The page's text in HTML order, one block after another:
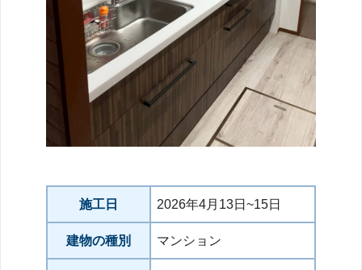
施工日 2026年4月13日~15日
建物の種別 マンション